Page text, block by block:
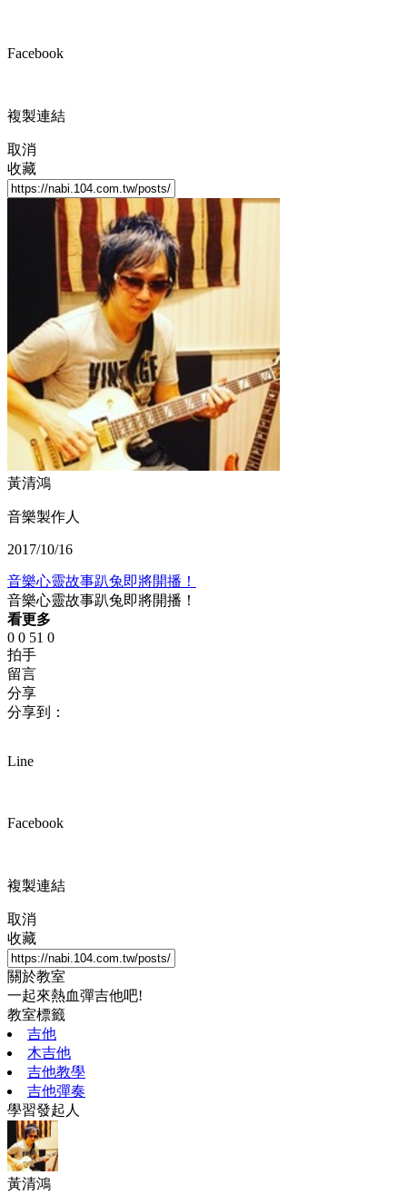
Facebook
複製連結
取消
收藏
黃清鴻
音樂製作人
2017/10/16
音樂心靈故事趴兔即將開播！
音樂心靈故事趴兔即將開播！
看更多
0 0 51 0
拍手
留言
分享
分享到：
Line
Facebook
複製連結
取消
收藏
關於教室
一起來熱血彈吉他吧!
教室標籤
吉他
木吉他
吉他教學
吉他彈奏
學習發起人
黃清鴻